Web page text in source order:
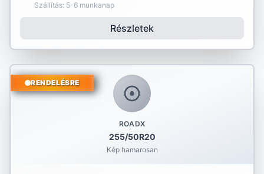
Szállítás: 5-6 munkanap
Részletek
ROADX
255/50R20
Kép hamarosan
RENDELÉSRE